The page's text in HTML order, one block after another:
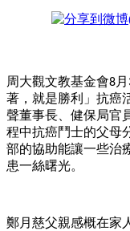
周大觀文教基金會8月
著，就是勝利」抗癌
聲董事長、健保局官
程中抗癌鬥士的父母
部的協助能讓一些治
患一絲曙光。
鄭月慈父親感概在家